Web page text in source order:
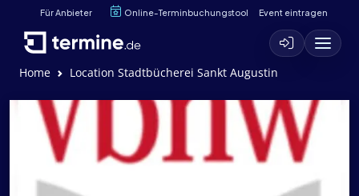
Für Anbieter Online-Terminbuchungstool Event eintragen
Home Location Stadtbücherei Sankt Augustin